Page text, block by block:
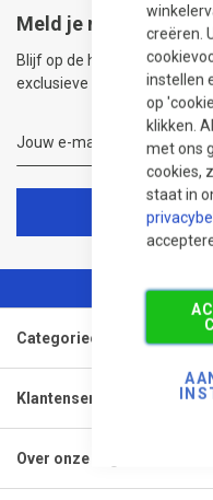
creëren.
instellen
op
klikken.
met ons
cookies,
staat in
Meld je nu aan voor
Blijf op de hoogte van de
exclusieve aanbiedingen.
Categorieën
Klantenservice
Over onze organisatie